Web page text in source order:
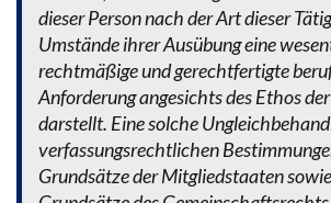
dieser Person nach der Art dieser
Umstände ihrer Ausübung eine
rechtmäßige und gerechtfertigte
Anforderung angesichts des Ethos
darstellt. Eine solche
verfassungsrechtlichen
Grundsätze der Mitgliedstaaten